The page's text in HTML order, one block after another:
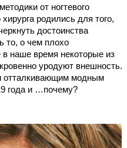
от ногтевого
родились для того,
достоинства
то, о чем плохо
наше время некоторые из
уродуют внешность.
отталкивающим модным
года и …почему?